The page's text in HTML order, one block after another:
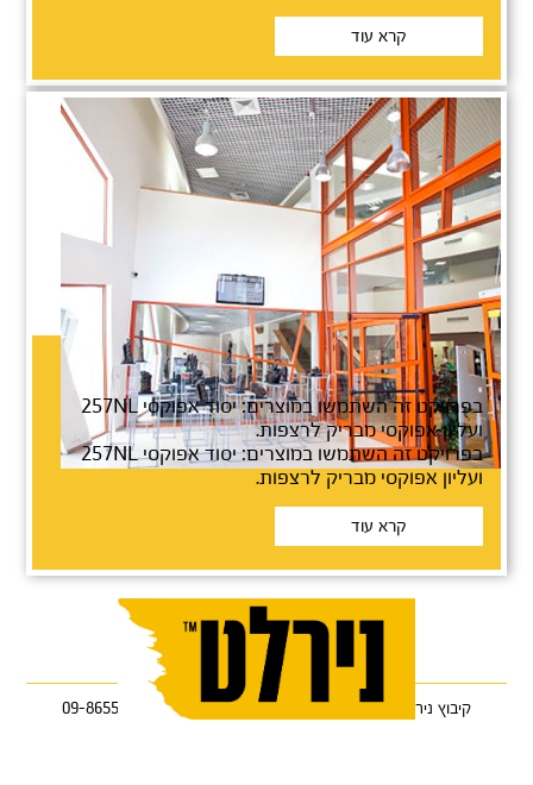
קרא עוד
חניון הבנק הבינלאומי
בפרויקט זה השתמשו במוצרים: יסוד אפוקסי 257NL
ועליון אפוקסי מבריק לרצפות.
בפרויקט זה השתמשו במוצרים: יסוד אפוקסי 257NL
ועליון אפוקסי מבריק לרצפות.
קרא עוד
קיבוץ ניר עוז 85122 • טלפון: 08-9986333 • פקס: 09-8655368